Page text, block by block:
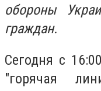
обороны
граждан.
Сегодня с
"горячая